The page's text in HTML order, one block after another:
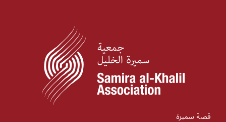
قصة سميرة